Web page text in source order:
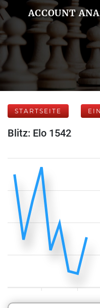
ACCOUNT
STARTSEITE
Blitz: Elo 1542